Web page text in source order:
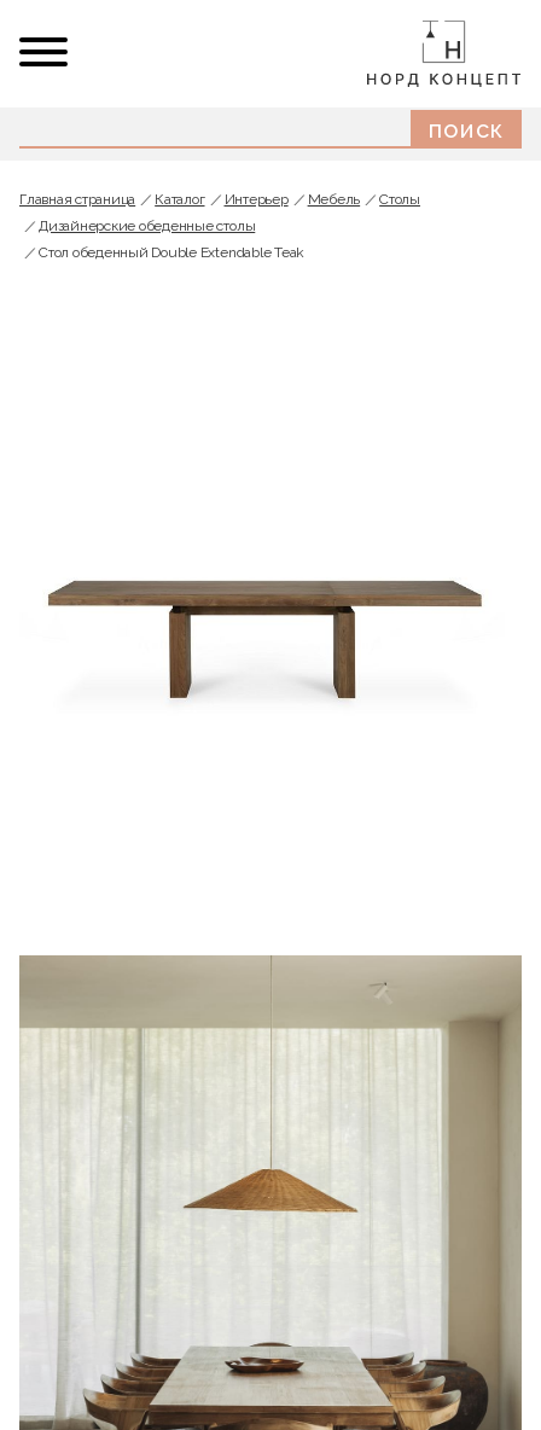
Главная страница Каталог Интерьер Мебель
Cтолы
Дизайнерские обеденные столы
Стол обеденный Double Extendable Teak